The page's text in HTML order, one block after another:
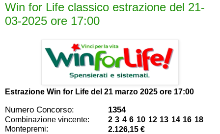
Win for Life classico estrazione del 21-
03-2025 ore 17:00
Estrazione Win for Life del 21 marzo 2025 ore 17:00
Numero Concorso: 1354
Combinazione vincente:
2 3 4 6 10 12 13 14 16 18
Montepremi:
2.126,15 €